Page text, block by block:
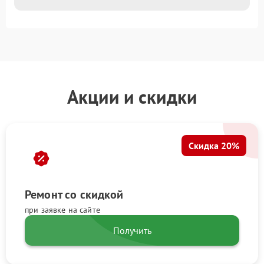
Акции и скидки
Ремонт со скидкой
при заявке на сайте
Скидка 20%
Получить